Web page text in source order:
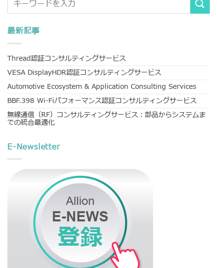
最新記事
Thread認証コンサルティングサービス
VESA DisplayHDR認証コンサルティングサービス
Automotive Ecosystem & Application Consulting Services
BBF.398 Wi-Fiパフォーマンス認証コンサルティングサービス
無線通信（RF）コンサルティングサービス：部品からシステムま
での統合最適化
E-Newsletter